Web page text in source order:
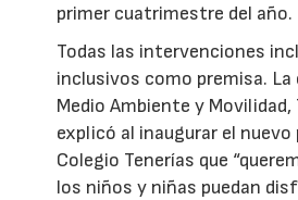
primer cuatrimestre del año.
Todas las intervenciones
inclusivos como premisa. La
Medio Ambiente y Movilidad,
explicó al inaugurar el nuevo
Colegio Tenerías que
los niños y niñas puedan